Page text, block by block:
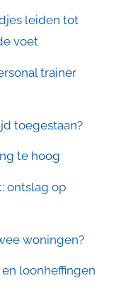
leiden tot
voet
trainer
toegestaan?
te hoog
ontslag op
woningen?
loonheffingen